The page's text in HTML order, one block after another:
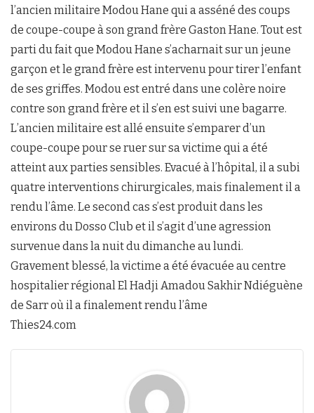
l’ancien militaire Modou Hane qui a asséné des coups
de coupe-coupe à son grand frère Gaston Hane. Tout est
parti du fait que Modou Hane s’acharnait sur un jeune
garçon et le grand frère est intervenu pour tirer l’enfant
de ses griffes. Modou est entré dans une colère noire
contre son grand frère et il s’en est suivi une bagarre.
L’ancien militaire est allé ensuite s’emparer d’un
coupe-coupe pour se ruer sur sa victime qui a été
atteint aux parties sensibles. Evacué à l’hôpital, il a subi
quatre interventions chirurgicales, mais finalement il a
rendu l’âme. Le second cas s’est produit dans les
environs du Dosso Club et il s’agit d’une agression
survenue dans la nuit du dimanche au lundi.
Gravement blessé, la victime a été évacuée au centre
hospitalier régional El Hadji Amadou Sakhir Ndiéguène
de Sarr où il a finalement rendu l’âme
Thies24.com